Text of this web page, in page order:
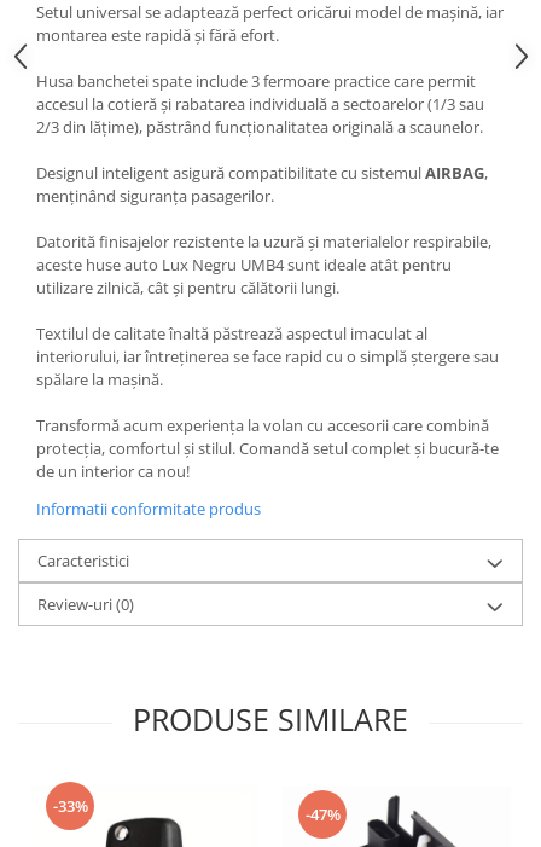
Marcaje si Echipamente de
Siguranta
Accesorii Cabina Camion
Echipamente Electrice si
Pneumatice
Echipamente ADR si Utilitare
Uleiuri si Lichide Auto
Aditivi Auto
Aditivi Combustibil
Aditivi DPF, Sistem Racire si
Servodirectie
Spray Curatare Frane
Produse Intretinere si Detailing
Lubrifianti si Spray-uri de Curatare
Curatare si Detailing Interior
Vopsitorie, Chituri si Adezivi
Curatare si Detailing Exterior
Cabluri Pornire
Blog
Setul universal se adaptează perfect oricărui model de mașină, iar
montarea este rapidă și fără efort.
Husa banchetei spate include 3 fermoare practice care permit
accesul la cotieră și rabatarea individuală a sectoarelor (1/3 sau
2/3 din lățime), păstrând funcționalitatea originală a scaunelor.
Designul inteligent asigură compatibilitate cu sistemulAIRBAG,
menținând siguranța pasagerilor.
Datorită finisajelor rezistente la uzură și materialelor respirabile,
aceste huse auto Lux Negru UMB4 sunt ideale atât pentru
utilizare zilnică, cât și pentru călătorii lungi.
Textilul de calitate înaltă păstrează aspectul imaculat al
interiorului, iar întreținerea se face rapid cu o simplă ștergere sau
spălare la mașină.
Transformă acum experiența la volan cu accesorii care combină
protecția, comfortul și stilul. Comandă setul complet și bucură-te
de un interior ca nou!
Informatii conformitate produs
Caracteristici
Review-uri(0)
PRODUSE SIMILARE
-33% -47%